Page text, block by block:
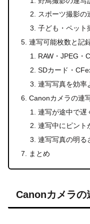
スポーツ撮影の
子ども・ペット
連写可能枚数と記
RAW・JPEG・
SDカード・
連写写真を効率
Canonカメラの連
連写が途中で遅
連写中にピント
連写写真の明る
まとめ
Canonカメラの